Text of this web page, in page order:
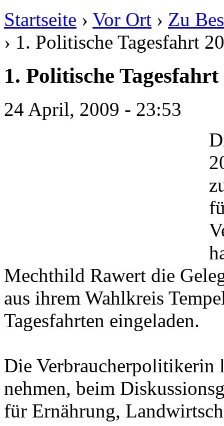
Startseite › Vor Ort › Zu
› 1. Politische Tagesfahrt
1. Politische Tagesfahrt
24 April, 2009 - 23:53
Mechthild Rawert die
aus ihrem Wahlkreis
Tagesfahrten eingeladen.
Die Verbraucherpolitikerin
nehmen, beim
für Ernährung,